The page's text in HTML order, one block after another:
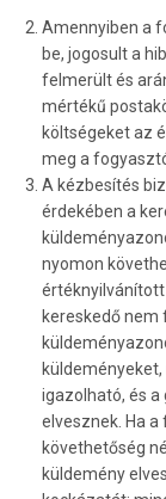
Amennyiben a
be, jogosult a
felmerült és
mértékű
költségeket az
meg a
A kézbesítés
érdekében a
nyomon
kereskedő nem
igazolható, és a
elvesznek. Ha
követhetőség
küldemény